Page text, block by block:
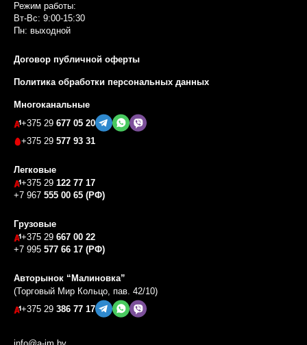
Режим работы:
Вт-Вс: 9:00-15:30
Пн: выходной
Договор публичной оферты
Политика обработки персональных данных
Многоканальные
+375 29 677 05 20
+375 29 577 93 31
Легковые
+375 29 122 77 17
+7 967 555 00 65 (РФ)
Грузовые
+375 29 667 00 22
+7 995 577 66 17 (РФ)
Авторынок “Малиновка”
(Торговый Мир Кольцо, пав. 42/10)
+375 29 386 77 17